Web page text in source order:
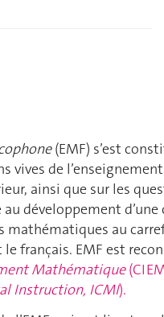
(EMF) s’est
vives de
ainsi que sur les
au développement
mathématiques au
le français. EMF est
Mathématique
Instruction, ICMI).